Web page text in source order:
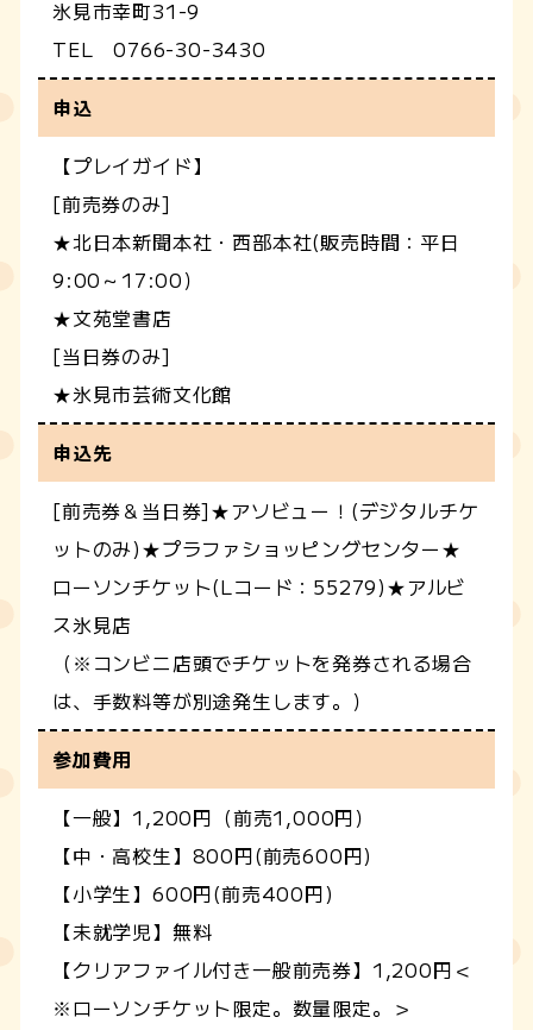
氷見市幸町31-9
TEL 0766-30-3430
申込
【プレイガイド】
[前売券のみ]
★北日本新聞本社・西部本社(販売時間：平日
9:00～17:00）
★文苑堂書店
[当日券のみ]
★氷見市芸術文化館
申込先
[前売券＆当日券]★アソビュー！(デジタルチケ
ットのみ)★プラファショッピングセンター★
ローソンチケット(Lコード：55279)★アルビ
ス氷見店
（※コンビニ店頭でチケットを発券される場合
は、手数料等が別途発生します。）
参加費用
【一般】1,200円（前売1,000円）
【中・高校生】800円(前売600円)
【小学生】600円(前売400円)
【未就学児】無料
【クリアファイル付き一般前売券】1,200円＜
※ローソンチケット限定。数量限定。＞